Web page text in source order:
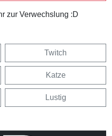
zur Verwechslung :D
Twitch
Katze
Lustig